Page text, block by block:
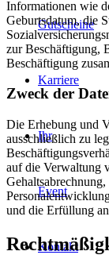
Gutscheine
Karriere
Ihr
Event
Kontakt
Informationen wie
Geburtsdatum, die
zur Beschäftigung,
Beschäftigung
Zweck der
Die Erhebung und
ausschließlich zu
auf die Verwaltung
und die Erfüllung